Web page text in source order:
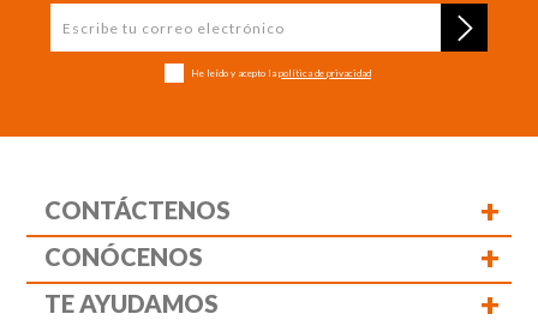
He leído y acepto la política de privacidad
CONTÁCTENOS +
CONÓCENOS +
TE AYUDAMOS +